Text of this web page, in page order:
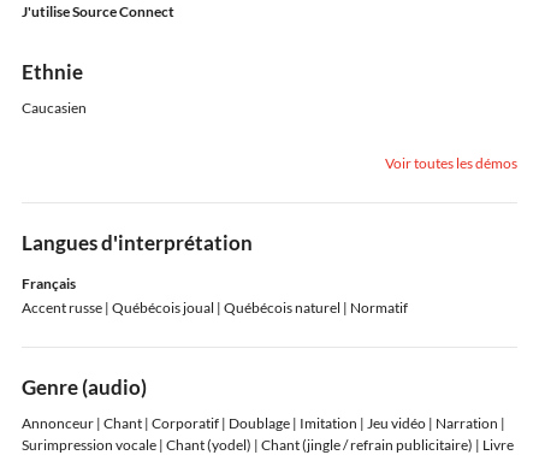
J'utilise Source Connect
Ethnie
Caucasien
Voir toutes les démos
Langues d'interprétation
Français
Accent russe| Québécois joual | Québécois naturel | Normatif
Genre (audio)
Annonceur | Chant | Corporatif | Doublage | Imitation | Jeu vidéo | Narration |
Surimpression vocale | Chant (yodel) | Chant (jingle / refrain publicitaire) | Livre